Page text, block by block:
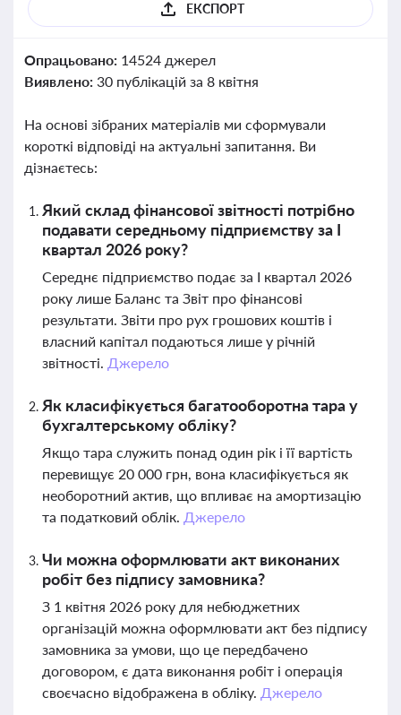
ЕКСПОРТ
Опрацьовано: 14524 джерел
Виявлено: 30 публікацій за 8 квітня
На основі зібраних матеріалів ми сформували
короткі відповіді на актуальні запитання. Ви
дізнаєтесь:
Який склад фінансової звітності потрібно
подавати середньому підприємству за І
квартал 2026 року?
Середнє підприємство подає за І квартал 2026
року лише Баланс та Звіт про фінансові
результати. Звіти про рух грошових коштів і
власний капітал подаються лише у річній
звітності. Джерело
Як класифікується багатооборотна тара у
бухгалтерському обліку?
Якщо тара служить понад один рік і її вартість
перевищує 20 000 грн, вона класифікується як
необоротний актив, що впливає на амортизацію
та податковий облік. Джерело
Чи можна оформлювати акт виконаних
робіт без підпису замовника?
З 1 квітня 2026 року для небюджетних
організацій можна оформлювати акт без підпису
замовника за умови, що це передбачено
договором, є дата виконання робіт і операція
своєчасно відображена в обліку. Джерело